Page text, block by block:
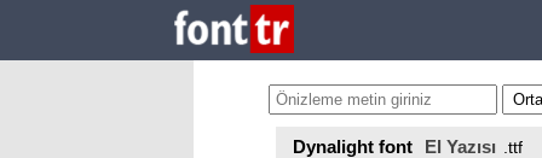
Dynalight font El Yazısı .ttf